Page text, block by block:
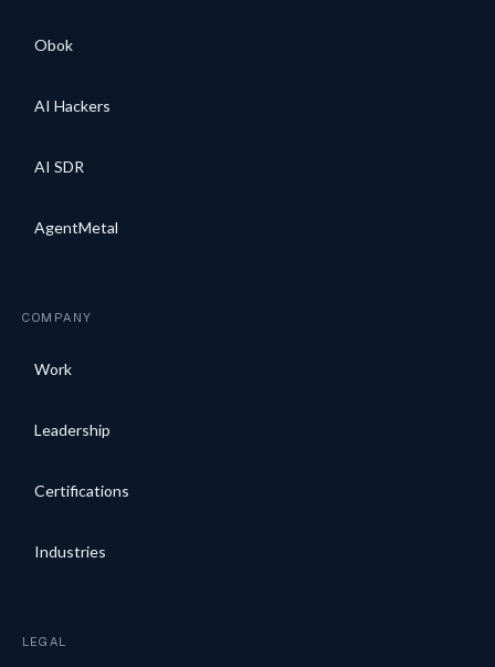
Obok
AI Hackers
AI SDR
AgentMetal
COMPANY
Work
Leadership
Certifications
Industries
LEGAL